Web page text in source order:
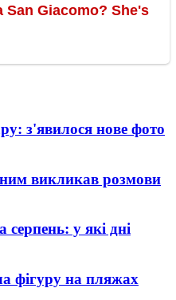
з'явилося нове фото
викликав розмови
у які дні
фігуру на пляжах